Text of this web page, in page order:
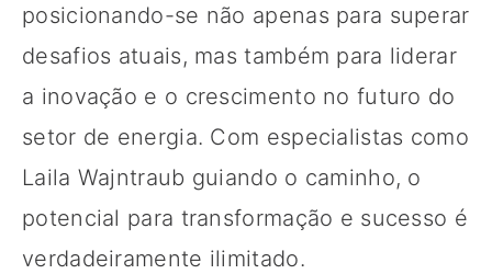
posicionando-se não apenas para superar
desafios atuais, mas também para liderar
a inovação e o crescimento no futuro do
setor de energia. Com especialistas como
Laila Wajntraub guiando o caminho, o
potencial para transformação e sucesso é
verdadeiramente ilimitado.